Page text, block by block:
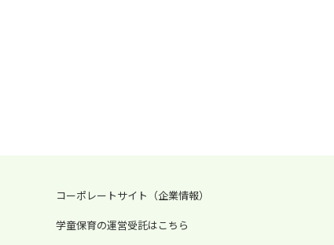
コーポレートサイト（企業情報）
学童保育の運営受託はこちら